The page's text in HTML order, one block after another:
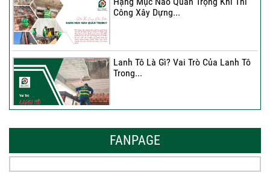
Công Xây Dựng...
Lanh Tô Là Gì? Vai Trò Của Lanh Tô
Trong...
Thiết Kế Hòa...
FANPAGE